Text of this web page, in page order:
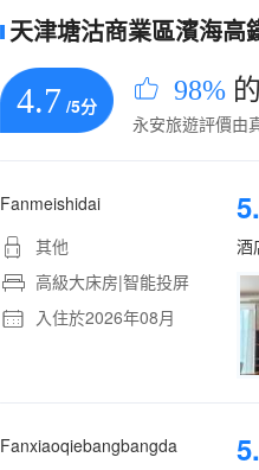
天津塘沽商業區濱海高
4.7 /5分 98%
永安旅遊評價由
Fanmeishidai
其他
高級大床房|智能投屏
入住於2026年08月
酒
Fanxiaoqiebangbangda